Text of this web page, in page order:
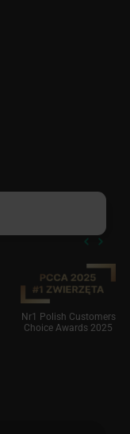
Nr1 Polish Customers
Choice Awards 2025